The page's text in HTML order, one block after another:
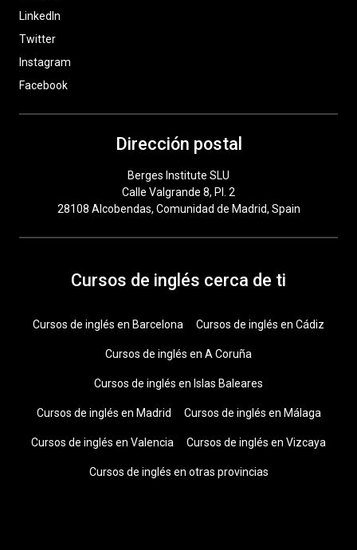
LinkedIn
Twitter
Instagram
Facebook
Dirección postal
Berges Institute SLU
Calle Valgrande 8, Pl. 2
28108 Alcobendas, Comunidad de Madrid, Spain
Cursos de inglés cerca de ti
Cursos de inglés en Barcelona Cursos de inglés en Cádiz
Cursos de inglés en A Coruña
Cursos de inglés en Islas Baleares
Cursos de inglés en Madrid Cursos de inglés en Málaga
Cursos de inglés en Valencia Cursos de inglés en Vizcaya
Cursos de inglés en otras provincias